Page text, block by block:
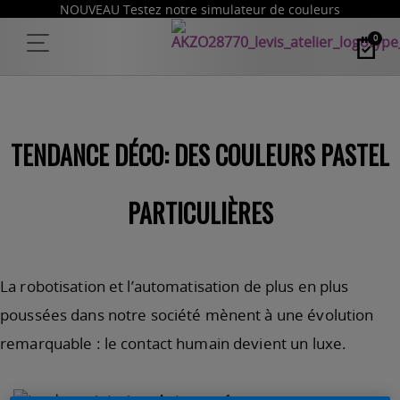
NOUVEAU Testez notre simulateur de couleurs
0
TENDANCE DÉCO: DES COULEURS PASTEL
PARTICULIÈRES
La robotisation et l’automatisation de plus en plus
poussées dans notre société mènent à une évolution
remarquable : le contact humain devient un luxe.